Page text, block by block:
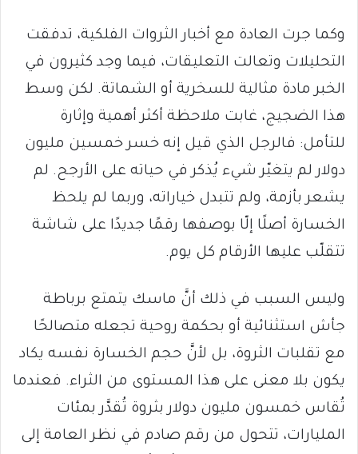
وكما جرت العادة مع أخبار الثروات الفلكية، تدفقت
التحليلات وتعالت التعليقات، فيما وجد كثيرون في
الخبر مادة مثالية للسخرية أو الشماتة. لكن وسط
هذا الضجيج، غابت ملاحظة أكثر أهمية وإثارة
للتأمل: فالرجل الذي قيل إنه خسر خمسين مليون
دولار لم يتغيّر شيء يُذكر في حياته على الأرجح. لم
يشعر بأزمة، ولم تتبدل خياراته، وربما لم يلحظ
الخسارة أصلًا إلّا بوصفها رقمًا جديدًا على شاشة
تتقلّب عليها الأرقام كل يوم.
وليس السبب في ذلك أنَّ ماسك يتمتع برباطة
جأش استثنائية أو بحكمة روحية تجعله متصالحًا
مع تقلبات الثروة، بل لأنَّ حجم الخسارة نفسه يكاد
يكون بلا معنى على هذا المستوى من الثراء. فعندما
تُقاس خمسون مليون دولار بثروة تُقدَّر بمئات
المليارات، تتحول من رقم صادم في نظر العامة إلى